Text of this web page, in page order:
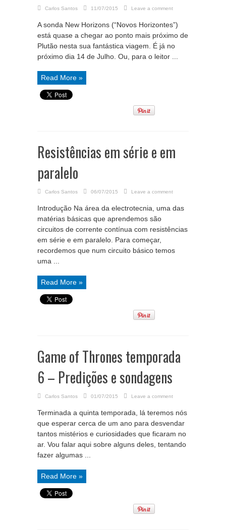
Carlos Santos 11/07/2015 Leave a comment
A sonda New Horizons (“Novos Horizontes”)
está quase a chegar ao ponto mais próximo de
Plutão nesta sua fantástica viagem. É já no
próximo dia 14 de Julho. Ou, para o leitor ...
Read More »
Resistências em série e em
paralelo
Carlos Santos 06/07/2015 Leave a comment
Introdução Na área da electrotecnia, uma das
matérias básicas que aprendemos são
circuitos de corrente contínua com resistências
em série e em paralelo. Para começar,
recordemos que num circuito básico temos
uma ...
Read More »
Game of Thrones temporada
6 – Predições e sondagens
Carlos Santos 01/07/2015 Leave a comment
Terminada a quinta temporada, lá teremos nós
que esperar cerca de um ano para desvendar
tantos mistérios e curiosidades que ficaram no
ar. Vou falar aqui sobre alguns deles, tentando
fazer algumas ...
Read More »